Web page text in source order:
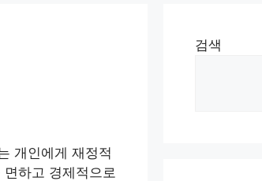
개인에게 재정적
하고 경제적으로
검색